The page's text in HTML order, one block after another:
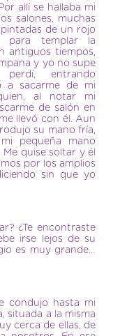
allí se hallaba mi
salones, muchas
de un rojo
para templar la
antiguos tiempos,
y yo no supe
entrando
a sacarme de mi
al notar mi
de salón en
llevó con él. Aun
su mano fría,
pequeña mano
quise soltar y él
por los amplios
sin que yo
¿Te encontraste
irse lejos de su
es muy grande…
condujo hasta mi
situada a la misma
cerca de ellas, de